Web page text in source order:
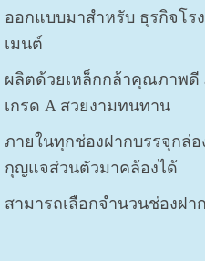
ออกแบบมาสำหรับ ธุรกิจโร
เมนต์
ผลิตด้วยเหล็กกล้าคุณภาพ
เกรด A สวยงามทนทาน
ภายในทุกช่องฝากบรรจุกล่
กุญแจส่วนตัวมาคล้องได้
สามารถเลือกจำนวนช่องฝา